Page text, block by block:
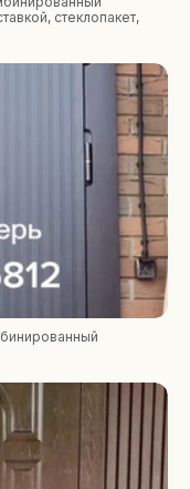
стеклопакет,